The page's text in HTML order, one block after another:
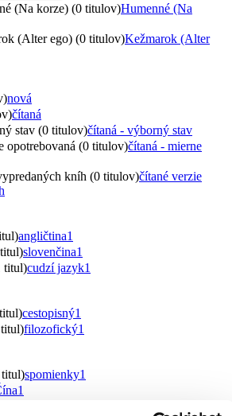
(Na korze) (0 titulov)Humenné (Na
(Alter ego) (0 titulov)Kežmarok (Alter
nová
čítaná
stav (0 titulov)čítaná - výborný stav
opotrebovaná (0 titulov)čítaná - mierne
kníh (0 titulov)čítané verzie
angličtina1
slovenčina1
titul)cudzí jazyk1
cestopisný1
filozofický1
titul)spomienky1
1